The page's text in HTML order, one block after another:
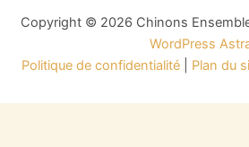
Copyright © 2026 Chinons
WordPress
Politique de confidentialité
Plan du